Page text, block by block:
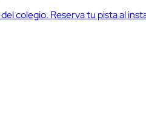
colegio. Reserva tu pista al